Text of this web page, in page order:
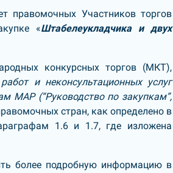
правомочных Участников торгов
«Штабелеукладчика и двух
конкурсных торгов (МКТ),
и неконсультационных услуг
МАР (“Руководство по закупкам”,
стран, как определено в
1.6 и 1.7, где изложена
более подробную информацию в